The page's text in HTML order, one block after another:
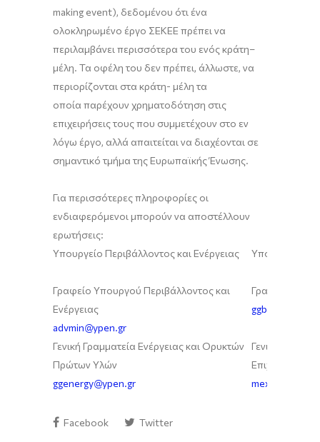
making event), δεδομένου ότι ένα
ολοκληρωμένο έργο ΣΕΚΕΕ πρέπει να
περιλαμβάνει περισσότερα του ενός κράτη–
μέλη. Τα οφέλη του δεν πρέπει, άλλωστε, να
περιορίζονται στα κράτη- μέλη τα
οποία παρέχουν χρηματοδότηση στις
επιχειρήσεις τους που συμμετέχουν στο εν
λόγω έργο, αλλά απαιτείται να διαχέονται σε
σημαντικό τμήμα της Ευρωπαϊκής Ένωσης.
Για περισσότερες πληροφορίες οι
ενδιαφερόμενοι μπορούν να αποστέλλουν
ερωτήσεις:
Υπουργείο Περιβάλλοντος και Ενέργειας
Υπουργείο
Γραφείο Υπουργού Περιβάλλοντος και
Ενέργειας
advmin@ypen.gr
Γραφείο
ggb1@gge.gr
Γενική Γραμματεία Ενέργειας και Ορυκτών
Πρώτων Υλών
ggenergy@ypen.gr
Γενική Δ/νση
mexa_a@ggb.gr
Facebook Twitter